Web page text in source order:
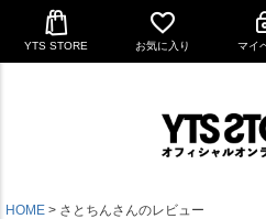
YTS STORE お気に入り マイ
HOME さとちんさんのレビュー